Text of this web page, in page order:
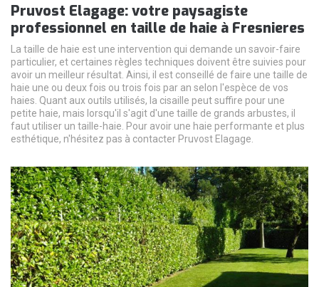
Pruvost Elagage: votre paysagiste
professionnel en taille de haie à Fresnieres
La taille de haie est une intervention qui demande un savoir-faire
particulier, et certaines règles techniques doivent être suivies pour
avoir un meilleur résultat. Ainsi, il est conseillé de faire une taille de
haie une ou deux fois ou trois fois par an selon l'espèce de vos
haies. Quant aux outils utilisés, la cisaille peut suffire pour une
petite haie, mais lorsqu'il s'agit d'une taille de grands arbustes, il
faut utiliser un taille-haie. Pour avoir une haie performante et plus
esthétique, n'hésitez pas à contacter Pruvost Elagage.